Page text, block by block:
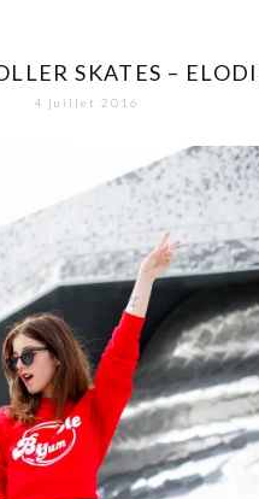
SKATES –
4 juillet 2016